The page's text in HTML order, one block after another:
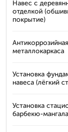
Навес с
отделкой
покрытие)
металлокаркаса
Установка
навеса (лёгкий
Установка
барбекю-